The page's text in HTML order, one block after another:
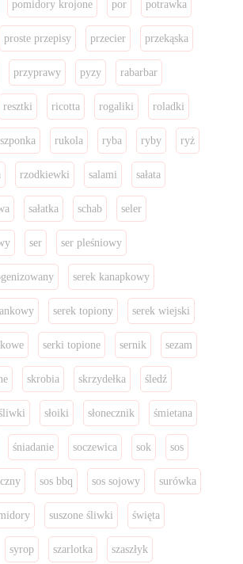
pomidory krojone por potrawka
proste przepisy przecier przekąska
przyprawy pyzy rabarbar
resztki ricotta rogaliki roladki
rukola ryba ryby ryż
rzodkiewki salami sałata
sałatka schab seler
ser ser pleśniowy
serek kanapkowy
serek topiony serek wiejski
serki topione sernik sezam
skrobia skrzydełka śledź
słoiki słonecznik śmietana
śniadanie soczewica sok sos
sos bbq sos sojowy surówka
suszone śliwki święta
syrop szarlotka szaszłyk